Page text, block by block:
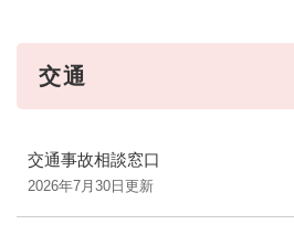
交通
交通事故相談窓口
2026年7月30日更新